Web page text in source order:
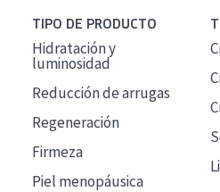
TIPO DE PRODUCTO
Hidratación y
luminosidad
Reducción de arrugas
Regeneración
Firmeza
Piel menopáusica